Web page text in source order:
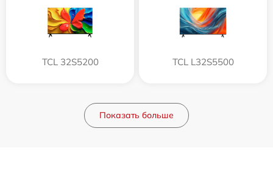
TCL 32S5200 TCL L32S5500
Показать больше